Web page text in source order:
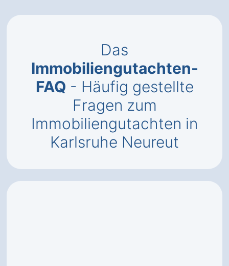
Das
Immobiliengutachten-
FAQ - Häufig gestellte
Fragen zum
Immobiliengutachten in
Karlsruhe Neureut